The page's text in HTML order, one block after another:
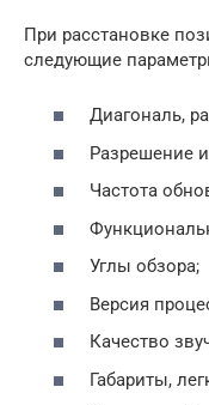
При расстановке
следующие
Диагональ,
Разрешение
Частота
Углы обзора;
Версия
Качество
Габариты,